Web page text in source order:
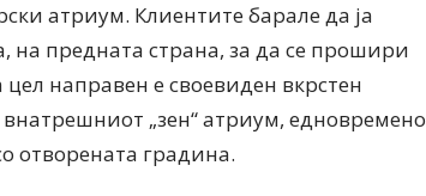
атриум. Клиентите барале да ја
на предната страна, за да се прошири
направен е своевиден вкрстен
„зен“ атриум, едновремено
отворената градина.
Модни цитати